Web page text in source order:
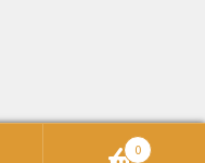
0